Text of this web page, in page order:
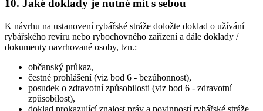
10. Jaké doklady je nutné mít s sebou
K návrhu na ustanovení rybářské stráže doložte doklad o užívání
rybářského revíru nebo rybochovného zařízení a dále doklady /
dokumenty navrhované osoby, tzn.:
občanský průkaz,
čestné prohlášení (viz bod 6 - bezúhonnost),
posudek o zdravotní způsobilosti (viz bod 6 - zdravotní
způsobilost),
doklad prokazující znalost práv a povinností rybářské stráže,